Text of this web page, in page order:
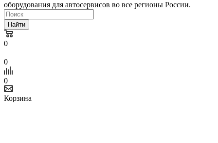
оборудования для автосервисов во все регионы России.
Найти
0
0
0
Корзина